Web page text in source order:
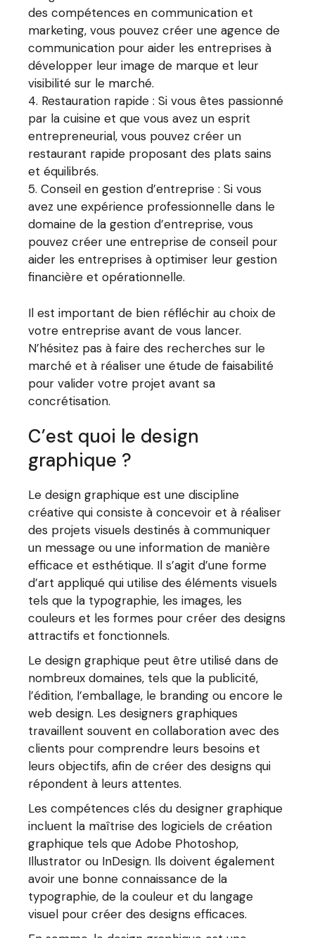
des compétences en communication et
marketing, vous pouvez créer une agence de
communication pour aider les entreprises à
développer leur image de marque et leur
visibilité sur le marché.
Restauration rapide : Si vous êtes passionné
par la cuisine et que vous avez un esprit
entrepreneurial, vous pouvez créer un
restaurant rapide proposant des plats sains
et équilibrés.
Conseil en gestion d’entreprise : Si vous
avez une expérience professionnelle dans le
domaine de la gestion d’entreprise, vous
pouvez créer une entreprise de conseil pour
aider les entreprises à optimiser leur gestion
financière et opérationnelle.
Il est important de bien réfléchir au choix de
votre entreprise avant de vous lancer.
N’hésitez pas à faire des recherches sur le
marché et à réaliser une étude de faisabilité
pour valider votre projet avant sa
concrétisation.
C’est quoi le design
graphique ?
Le design graphique est une discipline
créative qui consiste à concevoir et à réaliser
des projets visuels destinés à communiquer
un message ou une information de manière
efficace et esthétique. Il s’agit d’une forme
d’art appliqué qui utilise des éléments visuels
tels que la typographie, les images, les
couleurs et les formes pour créer des designs
attractifs et fonctionnels.
Le design graphique peut être utilisé dans de
nombreux domaines, tels que la publicité,
l’édition, l’emballage, le branding ou encore le
web design. Les designers graphiques
travaillent souvent en collaboration avec des
clients pour comprendre leurs besoins et
leurs objectifs, afin de créer des designs qui
répondent à leurs attentes.
Les compétences clés du designer graphique
incluent la maîtrise des logiciels de création
graphique tels que Adobe Photoshop,
Illustrator ou InDesign. Ils doivent également
avoir une bonne connaissance de la
typographie, de la couleur et du langage
visuel pour créer des designs efficaces.